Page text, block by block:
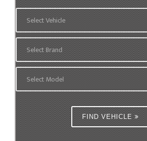
Select Vehicle
Select Brand
Select Model
FIND VEHICLE